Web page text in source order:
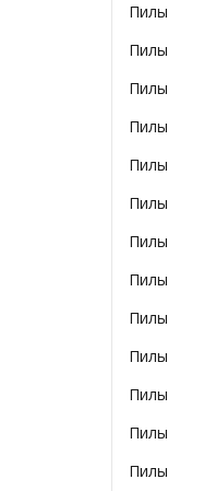
Пилы
Пилы
Пилы
Пилы
Пилы
Пилы
Пилы
Пилы
Пилы
Пилы
Пилы
Пилы
Пилы